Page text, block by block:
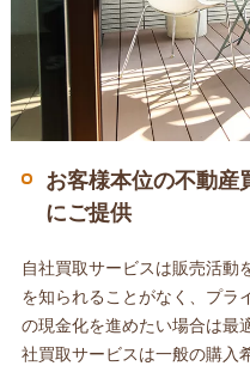
お客様本位の不動産
にご提供
自社買取サービスは販売活動
を知られることがなく、プラ
の現金化を進めたい場合は最
社買取サービスは一般の購入